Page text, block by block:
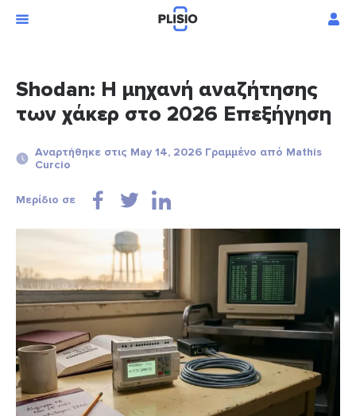
Shodan: Η μηχανή αναζήτησης
των χάκερ στο 2026 Επεξήγηση
Αναρτήθηκε στις May 14, 2026 Γραμμένο από Mathis
Curcio
Μερίδιο σε